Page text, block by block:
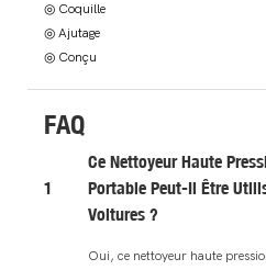
◎ Coquille
◎ Ajutage
◎ Conçu
FAQ
1
Ce Nettoyeur Haute
Portable Peut-Il Être
Voitures ?
Oui, ce nettoyeur haute